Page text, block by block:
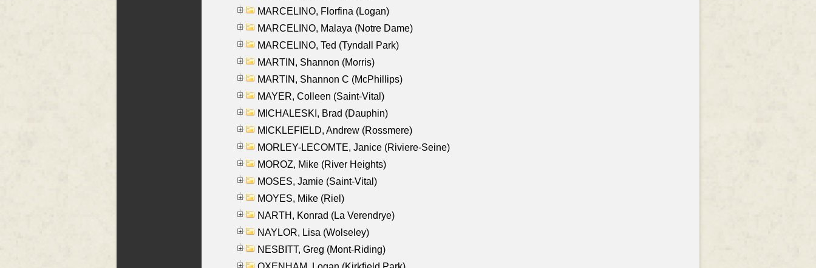
MARCELINO, Florfina (Logan)
MARCELINO, Malaya (Notre Dame)
MARCELINO, Ted (Tyndall Park)
MARTIN, Shannon (Morris)
MARTIN, Shannon C (McPhillips)
MAYER, Colleen (Saint-Vital)
MICHALESKI, Brad (Dauphin)
MICKLEFIELD, Andrew (Rossmere)
MORLEY-LECOMTE, Janice (Riviere-Seine)
MOROZ, Mike (River Heights)
MOSES, Jamie (Saint-Vital)
MOYES, Mike (Riel)
NARTH, Konrad (La Verendrye)
NAYLOR, Lisa (Wolseley)
NESBITT, Greg (Mont-Riding)